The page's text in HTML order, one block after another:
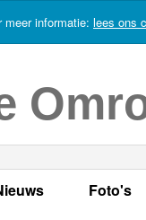
informatie: lees ons
Foto's